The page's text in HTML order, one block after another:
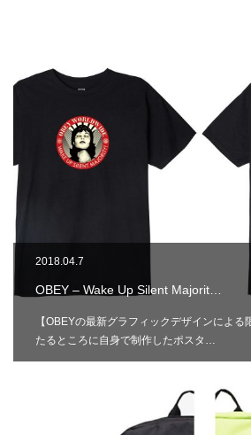
2018.04.7
OBEY – Wake Up Silent Majorit…
【OBEYの最新グラフィックデザインによ
たるところに自身で制作したポスタ…